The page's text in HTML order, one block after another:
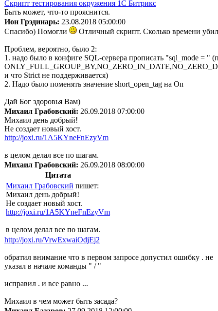
Скрипт тестирования окружения 1С Битрикс
Быть может, что-то прояснится.
Ион Грэдинарь: 23.08.2018 05:00:00
Спасибо) Помогли
Отличный скрипт. Сколько времени
Проблем, вероятно, было 2:
1. надо было в конфиге SQL-сервера прописать "sql_mode = "
и что Strict не поддерживается)
2. Надо было поменять значение short_open_tag на On
Дай Бог здоровья Вам)
Михаил Грабовский: 26.09.2018 07:00:00
Михаил день добрый!
Не создает новый хост.
http://joxi.ru/1A5KYneFnEzyVm
в целом делал все по шагам.
Михаил Грабовский: 26.09.2018 08:00:00
Цитата
Михаил Грабовский пишет:
Михаил день добрый!
Не создает новый хост.
http://joxi.ru/1A5KYneFnEzyVm
в целом делал все по шагам.
http://joxi.ru/VrwExwaiOdjEj2
обратил внимание что в первом запросе допустил ошибку . не
указал в начале команды " / "
исправил . и все равно ...
Михаил в чем может быть засада?